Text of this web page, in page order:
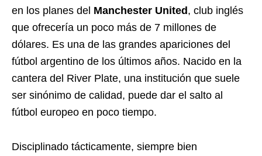
en los planes del Manchester United , club inglés
que ofrecería un poco más de 7 millones de
dólares. Es una de las grandes apariciones del
fútbol argentino de los últimos años. Nacido en la
cantera del River Plate, una institución que suele
ser sinónimo de calidad, puede dar el salto al
fútbol europeo en poco tiempo.
Disciplinado tácticamente, siempre bien